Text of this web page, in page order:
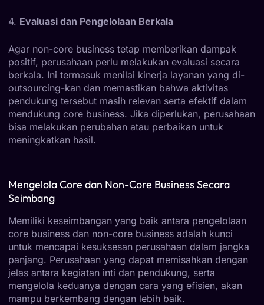
4. Evaluasi dan Pengelolaan Berkala
Agar non-core business tetap memberikan dampak
positif, perusahaan perlu melakukan evaluasi secara
berkala. Ini termasuk menilai kinerja layanan yang di-
outsourcing-kan dan memastikan bahwa aktivitas
pendukung tersebut masih relevan serta efektif dalam
mendukung core business. Jika diperlukan, perusahaan
bisa melakukan perubahan atau perbaikan untuk
meningkatkan hasil.
Mengelola Core dan Non-Core Business Secara
Seimbang
Memiliki keseimbangan yang baik antara pengelolaan
core business dan non-core business adalah kunci
untuk mencapai kesuksesan perusahaan dalam jangka
panjang. Perusahaan yang dapat memisahkan dengan
jelas antara kegiatan inti dan pendukung, serta
mengelola keduanya dengan cara yang efisien, akan
mampu berkembang dengan lebih baik.